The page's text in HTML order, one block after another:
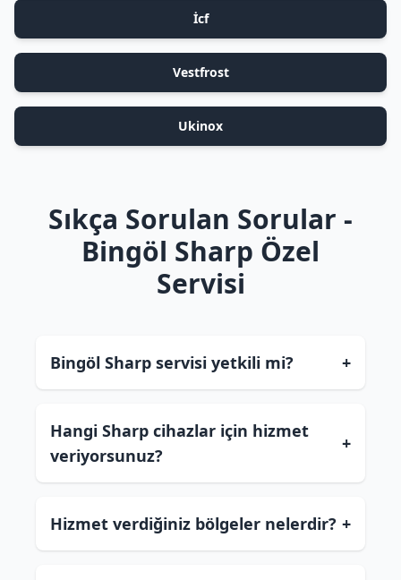
İcf
Vestfrost
Ukinox
Sıkça Sorulan Sorular -
Bingöl Sharp Özel
Servisi
Bingöl Sharp servisi yetkili mi? +
Hangi Sharp cihazlar için hizmet
veriyorsunuz?
+
Hizmet verdiğiniz bölgeler nelerdir? +